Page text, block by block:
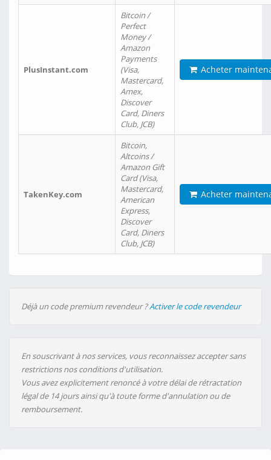
PlusInstant.com
Bitcoin /
Perfect
Money /
Amazon
Payments
(Visa,
Mastercard,
Amex,
Discover
Card, Diners
Club, JCB)
Acheter
TakenKey.com
Bitcoin,
Altcoins /
Amazon Gift
Card (Visa,
Mastercard,
American
Express,
Discover
Card, Diners
Club, JCB)
Acheter
Déjà un code premium revendeur ?Activer le code revendeur
En souscrivant à nos services, vous reconnaissez accepter sans
restrictions nos conditions d'utilisation.
Vous avez explicitement renoncé à votre délai de rétractation
légal de 14 jours ainsi qu'à toute forme d'annulation ou de
remboursement.